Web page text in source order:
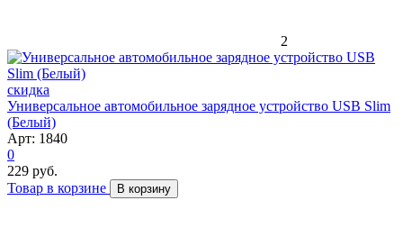
2
скидка
Универсальное автомобильное зарядное устройство USB Slim
(Белый)
Арт: 1840
0
229 руб.
Товар в корзине
В корзину